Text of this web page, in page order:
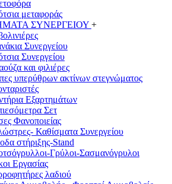
μεταφοράς
ΣΥΝΕΡΓΕΙΟΥ +
Συνεργείου
Συνεργείου
και φιλιέρες
υπερύθρων ακτίνων στεγνώματος
Εξαρτημάτων
Σετ
Φανοποιείας
Καθίσματα Συνεργείου
στήριξης-Stand
Γρύλοι-Σασμανόγρυλοι
Εργασίας
λαδιού